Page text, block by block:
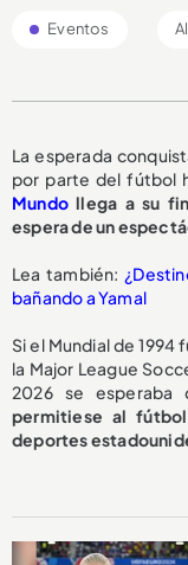
Eventos
La esperada
por parte del fútbol
Mundo llega a su
espera de un
Lea también:
bañando a Yamal
Si el Mundial de
la Major League
2026 se esperaba
permitiese al
deportes